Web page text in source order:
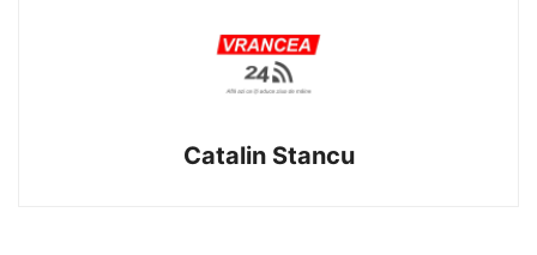
Catalin Stancu